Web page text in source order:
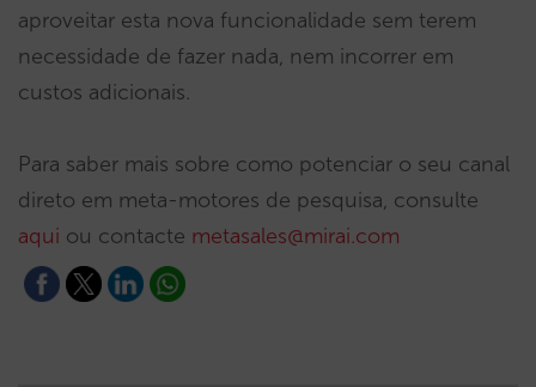
aproveitar esta nova funcionalidade sem terem
necessidade de fazer nada, nem incorrer em
custos adicionais.
Para saber mais sobre como potenciar o seu canal
direto em meta-motores de pesquisa, consulte
aqui ou contacte metasales@mirai.com